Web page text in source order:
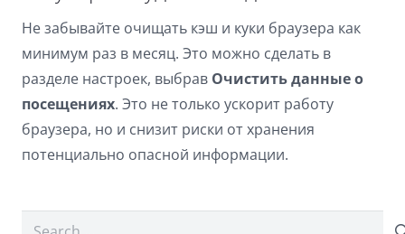
Не забывайте очищать кэш и куки браузера как
минимум раз в месяц. Это можно сделать в
разделе настроек, выбрав Очистить данные о
посещениях. Это не только ускорит работу
браузера, но и снизит риски от хранения
потенциально опасной информации.
Search